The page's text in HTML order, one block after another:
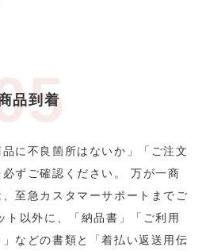
品到着
に不良箇所はないか」「ご注文
ずご確認ください。 万が一商
至急カスタマーサポートまでご
ト以外に、「納品書」「ご利用
などの書類と「着払い返送用伝